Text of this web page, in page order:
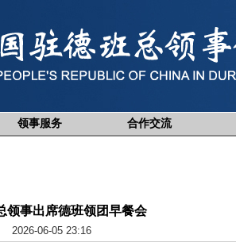
领事服务 合作交流
领事出席德班领团早餐会
2026-06-05 23:16